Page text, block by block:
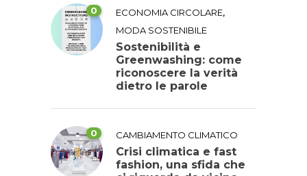
0 ECONOMIA CIRCOLARE,
MODA SOSTENIBILE
Sostenibilità e
Greenwashing: come
riconoscere la verità
dietro le parole
0 CAMBIAMENTO CLIMATICO
Crisi climatica e fast
fashion, una sfida che